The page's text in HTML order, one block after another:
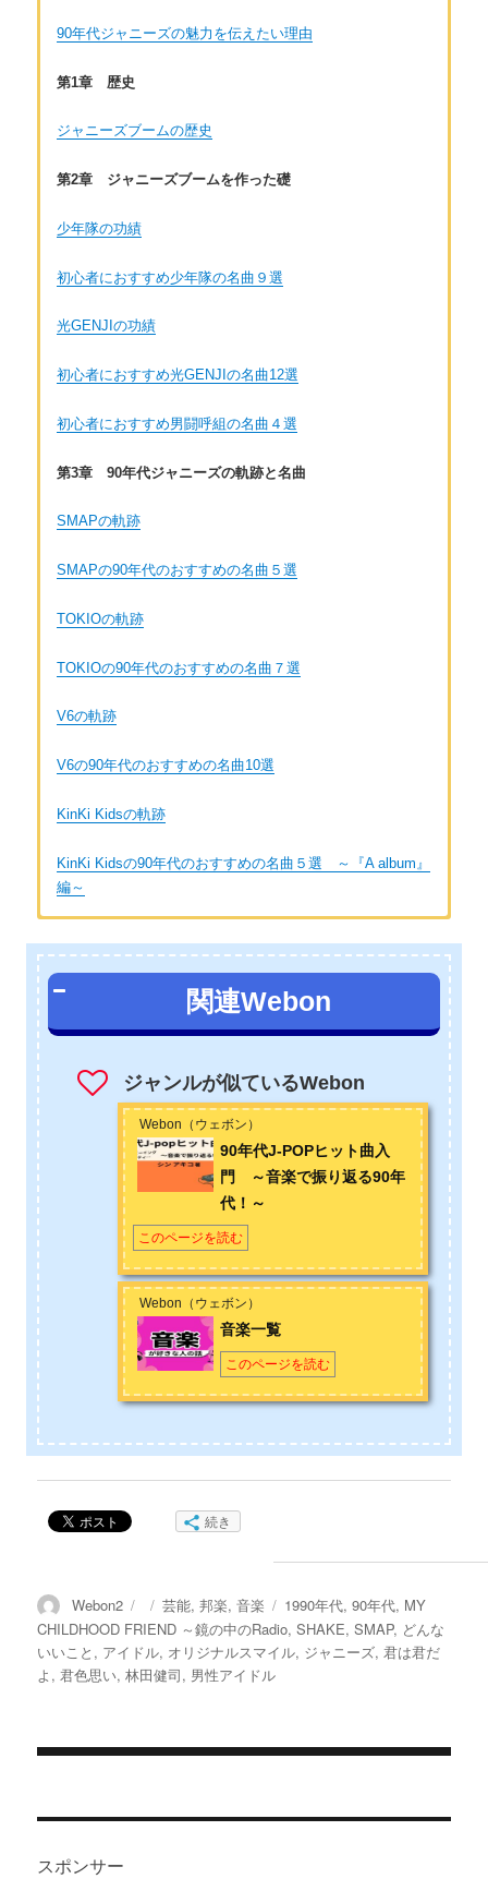
90年代ジャニーズの魅力を伝えたい理由
第1章 歴史
ジャニーズブームの歴史
第2章 ジャニーズブームを作った礎
少年隊の功績
初心者におすすめ少年隊の名曲９選
光GENJIの功績
初心者におすすめ光GENJIの名曲12選
初心者におすすめ男闘呼組の名曲４選
第3章 90年代ジャニーズの軌跡と名曲
SMAPの軌跡
SMAPの90年代のおすすめの名曲５選
TOKIOの軌跡
TOKIOの90年代のおすすめの名曲７選
V6の軌跡
V6の90年代のおすすめの名曲10選
KinKi Kidsの軌跡
KinKi Kidsの90年代のおすすめの名曲５選 ～『A album』
編～
30代前半女性。ジャニーズファン歴25年。70年代、80年代、90
年代の邦楽を愛している。著書 『なぜ90年代J-POPはあんなに
アツかったのか？: J-POP愛して25年の著者がヒット曲を徹底分
お問い合わせは こちら から
関連Webon
ジャンルが似ているWebon
Webon（ウェボン）
90年代J-POPヒット曲入
門 ～音楽で振り返る90年
代！～
このページを読む
Webon（ウェボン）
音楽一覧
このページを読む
続き
投
稿
者
Webon2
投
稿
日:
カ
テ
ゴ
リ
芸能,邦楽,音楽
タ
グ
1990年代,90年代, MY
CHILDHOOD FRIEND ～鏡の中のRadio,SHAKE,SMAP, どんな
いいこと , アイドル, オリジナルスマイル, ジャニーズ,君は君だ
よ ,君色思い,林田健司, 男性アイドル
稿
ナ
スポンサー